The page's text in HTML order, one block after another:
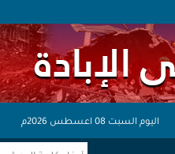
اليوم السبت 08 اعسطس 2026م